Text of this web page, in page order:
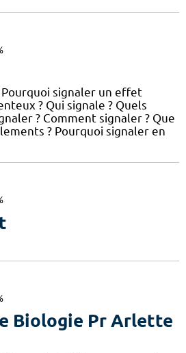
signaler un effet
? Qui signale ? Quels
? Comment signaler ? Que
? Pourquoi signaler en
Biologie Pr Arlette